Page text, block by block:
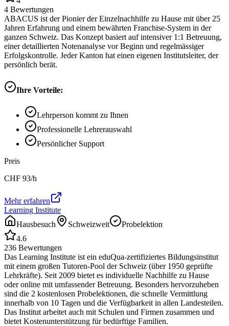
4 Bewertungen
ABACUS ist der Pionier der Einzelnachhilfe zu Hause mit über 25
Jahren Erfahrung und einem bewährten Franchise-System in der
ganzen Schweiz. Das Konzept basiert auf intensiver 1:1 Betreuung,
einer detaillierten Notenanalyse vor Beginn und regelmässiger
Erfolgskontrolle. Jeder Kanton hat einen eigenen Institutsleiter, der
persönlich berät.
Ihre Vorteile:
Lehrperson kommt zu Ihnen
Professionelle Lehrerauswahl
Persönlicher Support
Preis
CHF 93/h
Mehr erfahren
Learning Institute
Hausbesuch
Schweizweit
Probelektion
4.6
236 Bewertungen
Das Learning Institute ist ein eduQua-zertifiziertes Bildungsinstitut
mit einem großen Tutoren-Pool der Schweiz (über 1950 geprüfte
Lehrkräfte). Seit 2009 bietet es individuelle Nachhilfe zu Hause
oder online mit umfassender Betreuung. Besonders hervorzuheben
sind die 2 kostenlosen Probelektionen, die schnelle Vermittlung
innerhalb von 10 Tagen und die Verfügbarkeit in allen Landesteilen.
Das Institut arbeitet auch mit Schulen und Firmen zusammen und
bietet Kostenunterstützung für bedürftige Familien.